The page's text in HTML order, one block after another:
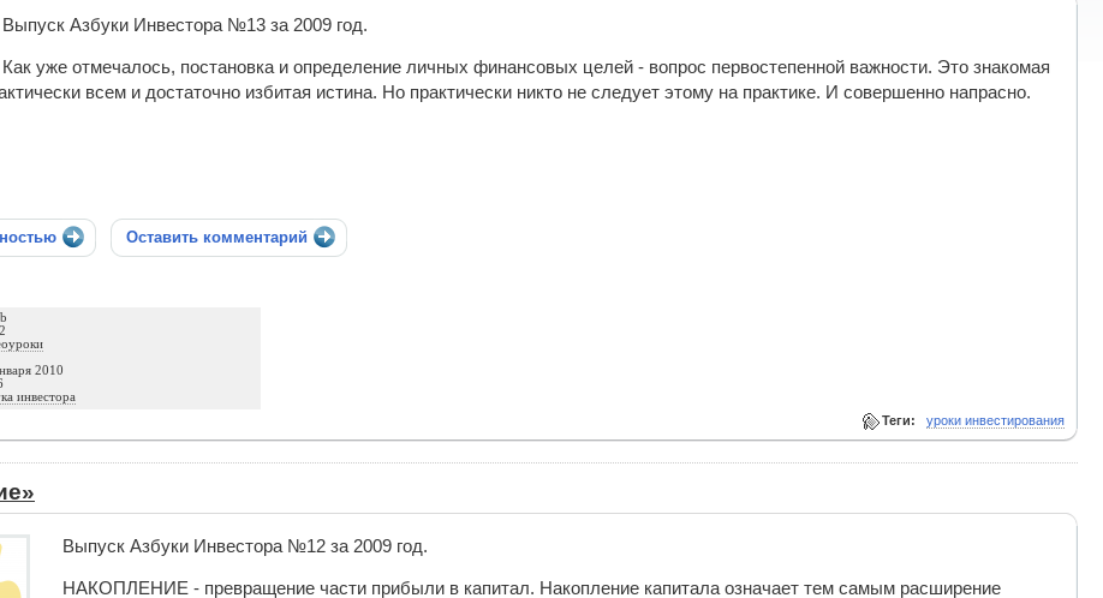
Выпуск Азбуки Инвестора №13 за 2009 год.
Как уже отмечалось, постановка и определение личных финансовых целей - вопрос первостепенной важности. Это знакомая
всем и достаточно избитая истина. Но практически никто не следует этому на практике. И совершенно напрасно.
Оставить комментарий
2010
инвестора
Теги: уроки инвестирования
Выпуск Азбуки Инвестора №12 за 2009 год.
НАКОПЛЕНИЕ - превращение части прибыли в капитал. Накопление капитала означает тем самым расширение